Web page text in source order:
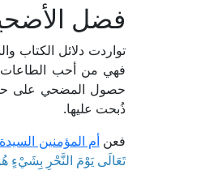
فضل
تواردت دلائل الكتاب
فهي من أحب الطاعات
حصول المضحي على
ذُبحت عليها.
فعنأم المؤمنين
تَعَالَى يَوْمَ النَّحْرِ بِشَيْءٍ